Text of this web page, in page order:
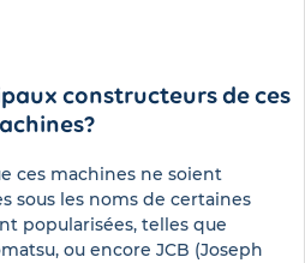
constructeurs de ces
ces machines ne soient
sous les noms de certaines
popularisées, telles que
ou encore JCB (Joseph